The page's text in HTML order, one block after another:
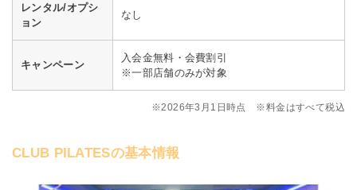
レンタル/オプシ
ョン
なし
キャンペーン
入会金無料・会費割引
※一部店舗のみが対象
※2026年3月1日時点 ※料金はすべて税込
CLUB PILATESの基本情報